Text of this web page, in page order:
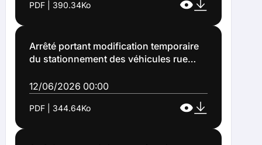
dimanche 21 juin 2026 (Arrêté n°2026-
PDF | 390.34Ko
Arrêté portant modification temporaire
du stationnement des véhicules rue
à l'occasion des grandes fêtes de Lens
et son carnaval (Arrêté n°2026-1122)
12/06/2026 00:00
PDF | 344.64Ko